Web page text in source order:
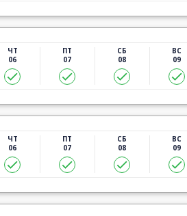
ЧТ
06
ПТ
07
СБ
08
ВС
09
ЧТ
06
ПТ
07
СБ
08
ВС
09